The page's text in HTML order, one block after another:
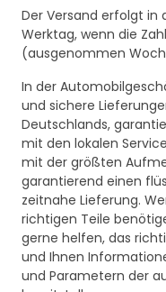
Der Versand erfolgt in
Werktag, wenn die
(ausgenommen
In der
und sichere
Deutschlands,
mit den lokalen
mit der größten
garantierend einen
zeitnahe Lieferung.
richtigen Teile
gerne helfen, das
und Ihnen
und Parametern der